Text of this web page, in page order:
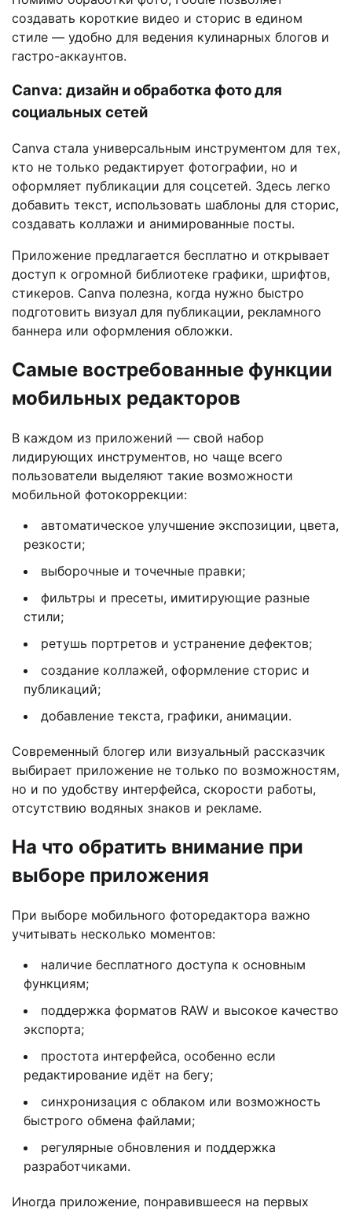
создавать короткие видео и сторис в едином
стиле — удобно для ведения кулинарных блогов и
гастро-аккаунтов.
Canva: дизайн и обработка фото для
социальных сетей
Canva стала универсальным инструментом для тех,
кто не только редактирует фотографии, но и
оформляет публикации для соцсетей. Здесь легко
добавить текст, использовать шаблоны для сторис,
создавать коллажи и анимированные посты.
Приложение предлагается бесплатно и открывает
доступ к огромной библиотеке графики, шрифтов,
стикеров. Canva полезна, когда нужно быстро
подготовить визуал для публикации, рекламного
баннера или оформления обложки.
Самые востребованные функции
мобильных редакторов
В каждом из приложений — свой набор
лидирующих инструментов, но чаще всего
пользователи выделяют такие возможности
мобильной фотокоррекции:
автоматическое улучшение экспозиции, цвета,
резкости;
выборочные и точечные правки;
фильтры и пресеты, имитирующие разные
стили;
ретушь портретов и устранение дефектов;
создание коллажей, оформление сторис и
публикаций;
добавление текста, графики, анимации.
Современный блогер или визуальный рассказчик
выбирает приложение не только по возможностям,
но и по удобству интерфейса, скорости работы,
отсутствию водяных знаков и рекламе.
На что обратить внимание при
выборе приложения
При выборе мобильного фоторедактора важно
учитывать несколько моментов:
наличие бесплатного доступа к основным
функциям;
поддержка форматов RAW и высокое качество
экспорта;
простота интерфейса, особенно если
редактирование идёт на бегу;
синхронизация с облаком или возможность
быстрого обмена файлами;
регулярные обновления и поддержка
разработчиками.
Иногда приложение, понравившееся на первых